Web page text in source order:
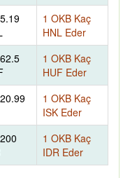
1 OKB Kaç
HNL Eder
1 OKB Kaç
HUF Eder
1 OKB Kaç
ISK Eder
1 OKB Kaç
IDR Eder